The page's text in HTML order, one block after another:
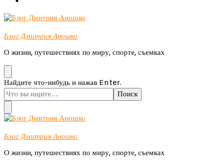
Блог Дмитрия Аношко
О жизни, путешествиях по миру, спорте, съемках
Ищите
что-
то?
Найдите что-нибудь и нажав Enter.
Блог Дмитрия Аношко
О жизни, путешествиях по миру, спорте, съемках